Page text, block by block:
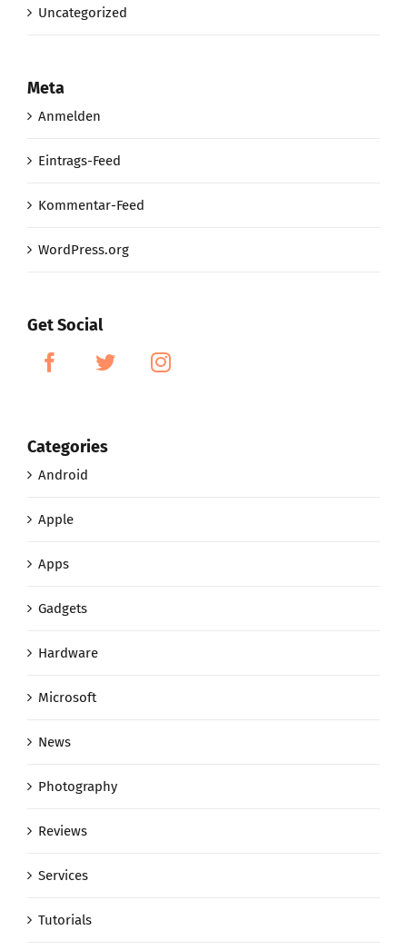
Uncategorized
Meta
Anmelden
Eintrags-Feed
Kommentar-Feed
WordPress.org
Get Social
Categories
Android
Apple
Apps
Gadgets
Hardware
Microsoft
News
Photography
Reviews
Services
Tutorials